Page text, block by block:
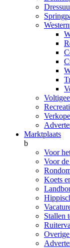
Marktplaats
b
Voor
Voor
Koets
Stallen